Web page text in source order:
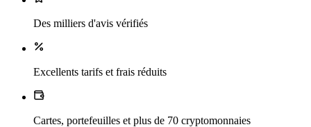
Des milliers d'avis vérifiés
Excellents tarifs et frais réduits
Cartes, portefeuilles et plus de 70 cryptomonnaies